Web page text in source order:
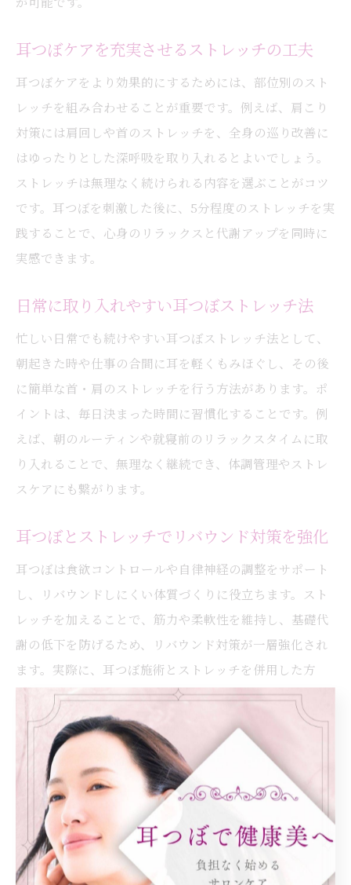
耳つぼケアを充実させるストレッチの工夫
耳つぼケアをより効果的にするためには、部位別のスト
レッチを組み合わせることが重要です。例えば、肩こり
対策には肩回しや首のストレッチを、全身の巡り改善に
はゆったりとした深呼吸を取り入れるとよいでしょう。
ストレッチは無理なく続けられる内容を選ぶことがコツ
です。耳つぼを刺激した後に、5分程度のストレッチを実
践することで、心身のリラックスと代謝アップを同時に
実感できます。
日常に取り入れやすい耳つぼストレッチ法
忙しい日常でも続けやすい耳つぼストレッチ法として、
朝起きた時や仕事の合間に耳を軽くもみほぐし、その後
に簡単な首・肩のストレッチを行う方法があります。ポ
イントは、毎日決まった時間に習慣化することです。例
えば、朝のルーティンや就寝前のリラックスタイムに取
り入れることで、無理なく継続でき、体調管理やストレ
スケアにも繋がります。
耳つぼとストレッチでリバウンド対策を強化
耳つぼは食欲コントロールや自律神経の調整をサポート
し、リバウンドしにくい体質づくりに役立ちます。スト
レッチを加えることで、筋力や柔軟性を維持し、基礎代
謝の低下を防げるため、リバウンド対策が一層強化され
ます。実際に、耳つぼ施術とストレッチを併用した方
は、無理な制限なく体型維持に成功しやすい傾向があり
ます。
ストレッチを加えた耳つぼケアの成功例
大阪府大阪市都島区でも、耳つぼとストレッチの併用で
健康美を実現した成功例が増えています。たとえば、肩
こりや疲労感が軽減したという声や、ストレスが減り気
分が前向きになったという体験談が寄せられています。